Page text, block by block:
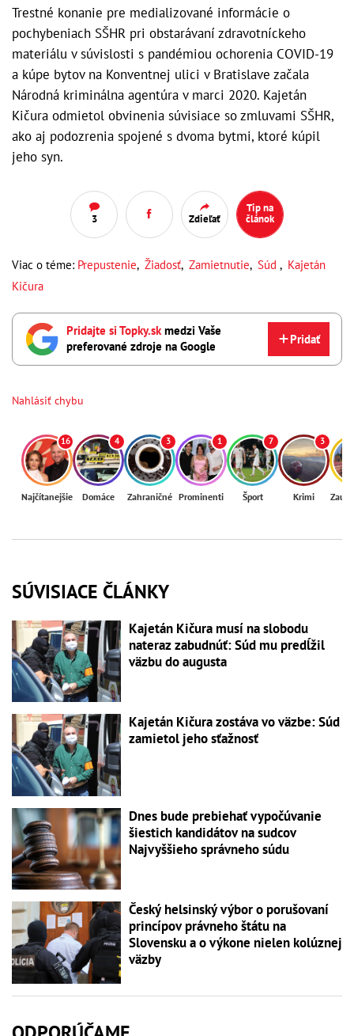
Trestné konanie pre medializované informácie o
pochybeniach SŠHR pri obstarávaní zdravotníckeho
materiálu v súvislosti s pandémiou ochorenia COVID-19
a kúpe bytov na Konventnej ulici v Bratislave začala
Národná kriminálna agentúra v marci 2020. Kajetán
Kičura odmietol obvinenia súvisiace so zmluvami SŠHR,
ako aj podozrenia spojené s dvoma bytmi, ktoré kúpil
jeho syn.
3 Zdieľať
Tip na
článok
Viac o téme: Prepustenie, Žiadosť, Zamietnutie, Súd , Kajetán
Kičura
Pridajte si Topky.skmedzi Vaše
preferované zdroje na Google
Pridať
Nahlásiť chybu
16
Najčítanejšie
4
Domáce
3
Zahraničné
1
Prominenti
7
Šport
3
Krimi
SÚVISIACE ČLÁNKY
Kajetán Kičura musí na slobodu
nateraz zabudnúť: Súd mu predĺžil
väzbu do augusta
Kajetán Kičura zostáva vo väzbe: Súd
zamietol jeho sťažnosť
Dnes bude prebiehať vypočúvanie
šiestich kandidátov na sudcov
Najvyššieho správneho súdu
Český helsinský výbor o porušovaní
princípov právneho štátu na
Slovensku a o výkone nielen kolúznej
väzby